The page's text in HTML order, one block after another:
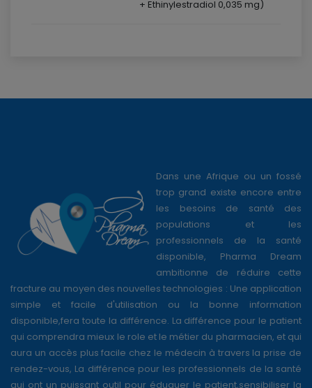
+ Ethinylestradiol 0,035 mg)
Dans une Afrique ou un fossé
trop grand existe encore entre
les besoins de santé des
populations et les
professionnels de la santé
disponible, Pharma Dream
ambitionne de réduire cette
fracture au moyen des nouvelles technologies : Une application
simple et facile d'utilisation ou la bonne information
disponible,fera toute la différence. La différence pour le patient
qui comprendra mieux le role et le métier du pharmacien, et qui
aura un accès plus facile chez le médecin à travers la prise de
rendez-vous, La différence pour les professionnels de la santé
qui ont un puissant outil pour éduquer le patient,sensibiliser la